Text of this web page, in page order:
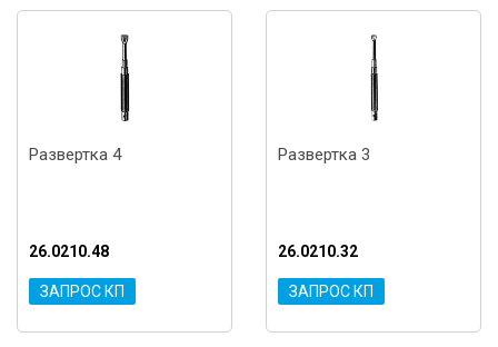
Развертка 4
26.0210.48
ЗАПРОС КП
Развертка 3
26.0210.32
ЗАПРОС КП